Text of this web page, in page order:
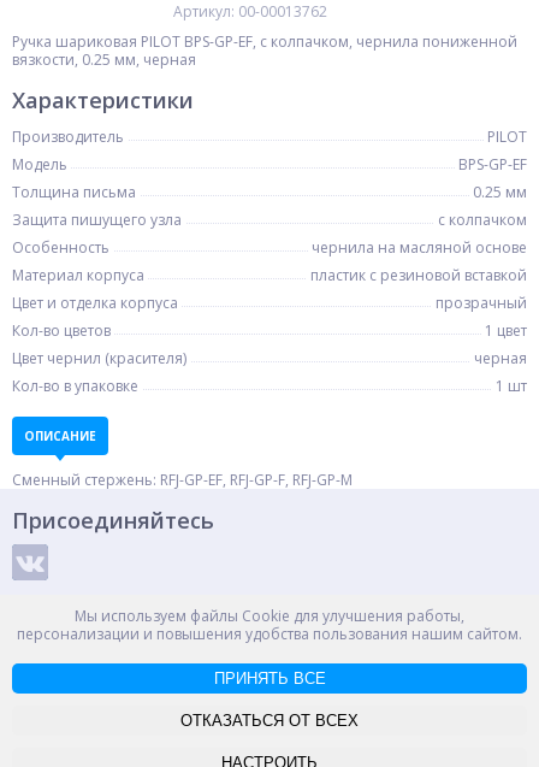
Артикул: 00-00013762
Ручка шариковая PILOT BPS-GP-EF, с колпачком, чернила пониженной
вязкости, 0.25 мм, черная
Характеристики
Производитель
PILOT
Модель
BPS-GP-EF
Толщина письма
0.25 мм
Защита пишущего узла
с колпачком
Особенность
чернила на масляной основе
Материал корпуса
пластик с резиновой вставкой
Цвет и отделка корпуса
прозрачный
Кол-во цветов
1 цвет
Цвет чернил (красителя)
черная
Кол-во в упаковке
1 шт
ОПИСАНИЕ
Сменный стержень: RFJ-GP-EF, RFJ-GP-F, RFJ-GP-M
Мы используем файлы Cookie для улучшения работы,
персонализации и повышения удобства пользования нашим сайтом.
ПРИНЯТЬ ВСЕ
ОТКАЗАТЬСЯ ОТ ВСЕХ
НАСТРОИТЬ
Присоединяйтесь
Способы оплаты
Россия, Великий Новгород, пр. Александра Корсунова 14А